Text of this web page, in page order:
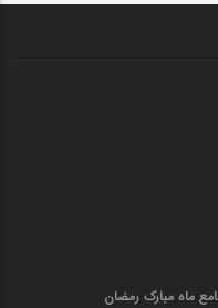
ماه مبارک رمضان